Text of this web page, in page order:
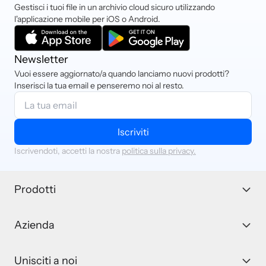
Gestisci i tuoi file in un archivio cloud sicuro utilizzando
l'applicazione mobile per iOS o Android.
Newsletter
Vuoi essere aggiornato/a quando lanciamo nuovi prodotti?
Inserisci la tua email e penseremo noi al resto.
Iscriviti
Iscrivendoti, accetti la nostra politica sulla privacy.
Prodotti
Azienda
Unisciti a noi